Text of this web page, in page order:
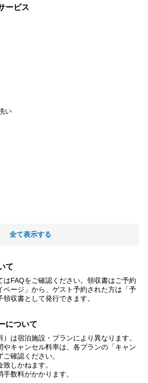
ービス
い
全て表示する
て
はFAQをご確認ください。領収書はご予約
ページ」から、ゲスト予約された方は「予
収書として発行できます。
について
は宿泊施設・プランにより異なります。
やキャンセル料率は、各プランの「キャン
確認ください。
しかねます。
数料がかかります。